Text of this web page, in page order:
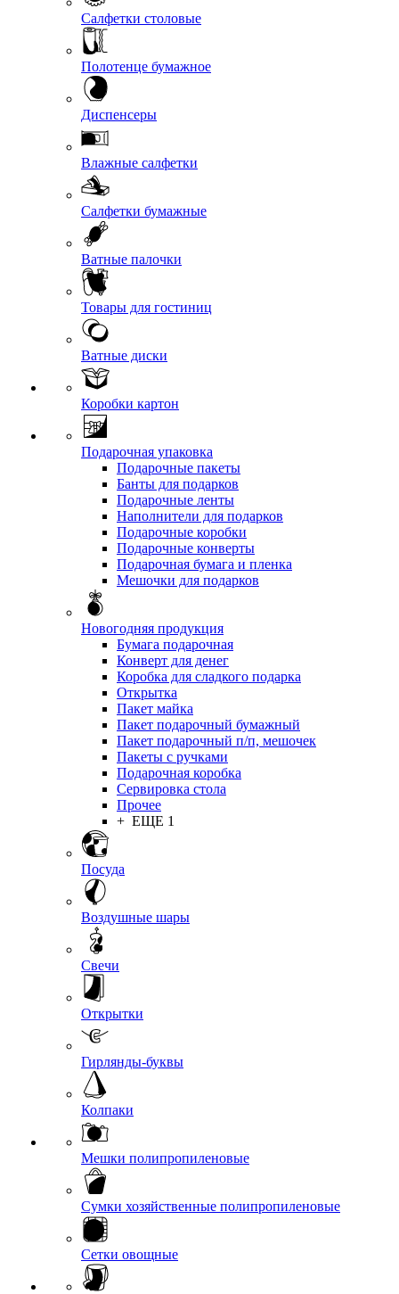
Салфетки столовые
Полотенце бумажное
Диспенсеры
Влажные салфетки
Салфетки бумажные
Ватные палочки
Товары для гостиниц
Ватные диски
Коробки картон
Подарочная упаковка
Подарочные пакеты
Банты для подарков
Подарочные ленты
Наполнители для подарков
Подарочные коробки
Подарочные конверты
Подарочная бумага и пленка
Мешочки для подарков
Новогодняя продукция
Бумага подарочная
Конверт для денег
Коробка для сладкого подарка
Открытка
Пакет майка
Пакет подарочный бумажный
Пакет подарочный п/п, мешочек
Пакеты с ручками
Подарочная коробка
Сервировка стола
Прочее
+ ЕЩЕ 1
Посуда
Воздушные шары
Свечи
Открытки
Гирлянды-буквы
Колпаки
Мешки полипропиленовые
Сумки хозяйственные полипропиленовые
Сетки овощные